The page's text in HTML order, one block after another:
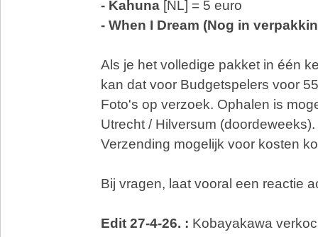
- Kahuna [NL] = 5 euro
- When I Dream (Nog in
Als je het volledige pakket in één
kan dat voor Budgetspelers voor
Foto's op verzoek. Ophalen is
Utrecht / Hilversum (doordeweeks).
Verzending mogelijk voor kosten
Bij vragen, laat vooral een reactie
Edit 27-4-26. : Kobayakawa